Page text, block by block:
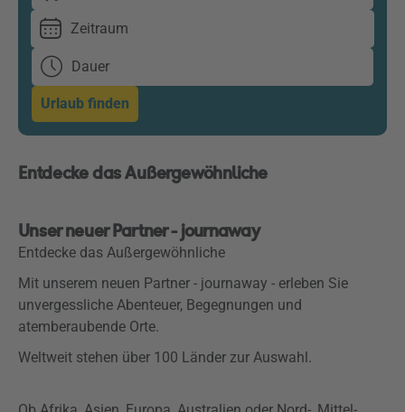
Zeitraum
Dauer
Urlaub finden
Entdecke das Außergewöhnliche
Unmute Loaded:
Progress:
Unser neuer Partner - journaway
Entdecke das Außergewöhnliche
Mit unserem neuen Partner - journaway - erleben Sie
unvergessliche Abenteuer, Begegnungen und
atemberaubende Orte.
Weltweit stehen über 100 Länder zur Auswahl.